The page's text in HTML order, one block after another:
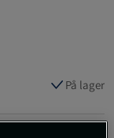
På lager